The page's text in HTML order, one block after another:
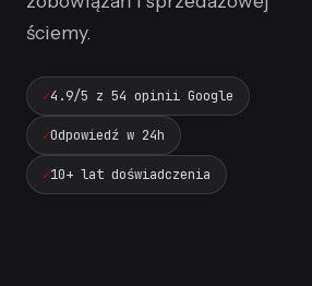
ściemy.
4.9/5 z 54 opinii Google
Odpowiedź w 24h
10+ lat doświadczenia